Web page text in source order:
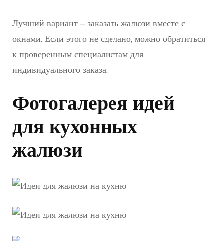
Лучший вариант – заказать жалюзи вместе с
окнами. Если этого не сделано, можно обратиться
к проверенным специалистам для
индивидуального заказа.
Фотогалерея идей
для кухонных
жалюзи